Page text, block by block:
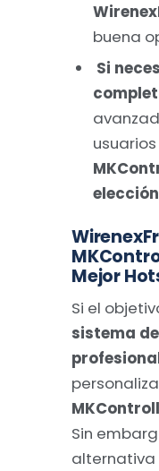
buena
Si
elección
Mejor
Si el
sistema
Sin
alternativa